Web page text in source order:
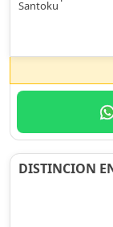
Santoku
DISTINCION